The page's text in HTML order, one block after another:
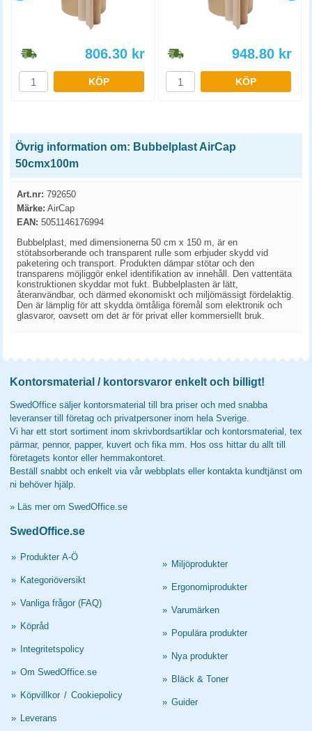
806.30 kr
KÖP
948.80 kr
KÖP
Övrig information om: Bubbelplast AirCap
50cmx100m
Art.nr: 792650
Märke: AirCap
EAN: 5051146176994
Bubbelplast, med dimensionerna 50 cm x 150 m, är en
stötabsorberande och transparent rulle som erbjuder skydd vid
paketering och transport. Produkten dämpar stötar och den
transparens möjliggör enkel identifikation av innehåll. Den vattentäta
konstruktionen skyddar mot fukt. Bubbelplasten är lätt,
återanvändbar, och därmed ekonomiskt och miljömässigt fördelaktig.
Den är lämplig för att skydda ömtåliga föremål som elektronik och
glasvaror, oavsett om det är för privat eller kommersiellt bruk.
Kontorsmaterial / kontorsvaror enkelt och billigt!
SwedOffice säljer kontorsmaterial till bra priser och med snabba
leveranser till företag och privatpersoner inom hela Sverige.
Vi har ett stort sortiment inom skrivbordsartiklar och kontorsmaterial, tex
pärmar, pennor, papper, kuvert och fika mm. Hos oss hittar du allt till
företagets kontor eller hemmakontoret.
Beställ snabbt och enkelt via vår webbplats eller kontakta kundtjänst om
ni behöver hjälp.
» Läs mer om SwedOffice.se
SwedOffice.se
» Produkter A-Ö
» Kategoriöversikt
» Vanliga frågor (FAQ)
» Köpråd
» Integritetspolicy
» Om SwedOffice.se
» Köpvillkor / Cookiepolicy
» Leverans
» Miljöprodukter
» Ergonomiprodukter
» Varumärken
» Populära produkter
» Nya produkter
» Bläck & Toner
» Guider